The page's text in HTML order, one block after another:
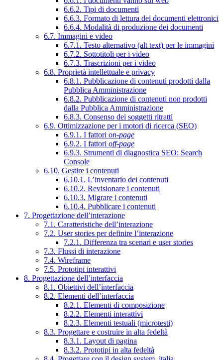
6.6.2. Tipi di documenti
6.6.3. Formato di lettura dei documenti elettronici
6.6.4. Modalità di produzione dei documenti
6.7. Immagini e video
6.7.1. Testo alternativo (alt text) per le immagini
6.7.2. Sottotitoli per i video
6.7.3. Trascrizioni per i video
6.8. Proprietà intellettuale e privacy
6.8.1. Pubblicazione di contenuti prodotti dalla
Pubblica Amministrazione
6.8.2. Pubblicazione di contenuti non prodotti
dalla Pubblica Amministrazione
6.8.3. Consenso dei soggetti ritratti
6.9. Ottimizzazione per i motori di ricerca (SEO)
6.9.1. I fattori on-page
6.9.2. I fattori off-page
6.9.3. Strumenti di diagnostica SEO: Search
Console
6.10. Gestire i contenuti
6.10.1. L’inventario dei contenuti
6.10.2. Revisionare i contenuti
6.10.3. Migrare i contenuti
6.10.4. Pubblicare i contenuti
7. Progettazione dell’interazione
7.1. Caratteristiche dell’interazione
7.2. User stories per definire l’interazione
7.2.1. Differenza tra scenari e user stories
7.3. Flussi di interazione
7.4. Wireframe
7.5. Prototipi interattivi
8. Progettazione dell’interfaccia
8.1. Obiettivi dell’interfaccia
8.2. Elementi dell’interfaccia
8.2.1. Elementi di composizione
8.2.2. Elementi interattivi
8.2.3. Elementi testuali (microtesti)
8.3. Progettare e costruire in alta fedeltà
8.3.1. Layout di pagina
8.3.2. Prototipi in alta fedeltà